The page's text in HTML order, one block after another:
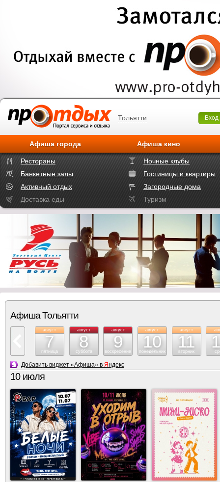
Тольятти Вход
Афиша города Афиша кино
Рестораны
Ночные клубы
Банкетные залы
Гостиницы и квартиры
Активный отдых
Загородные дома
Доставка еды
Туризм
Афиша Тольятти
август
7
пятница
август
8
суббота
август
9
воскресение
август
10
понедельник
август
11
вторник
Добавить виджет «Афиша» в Яндекс
10 июля